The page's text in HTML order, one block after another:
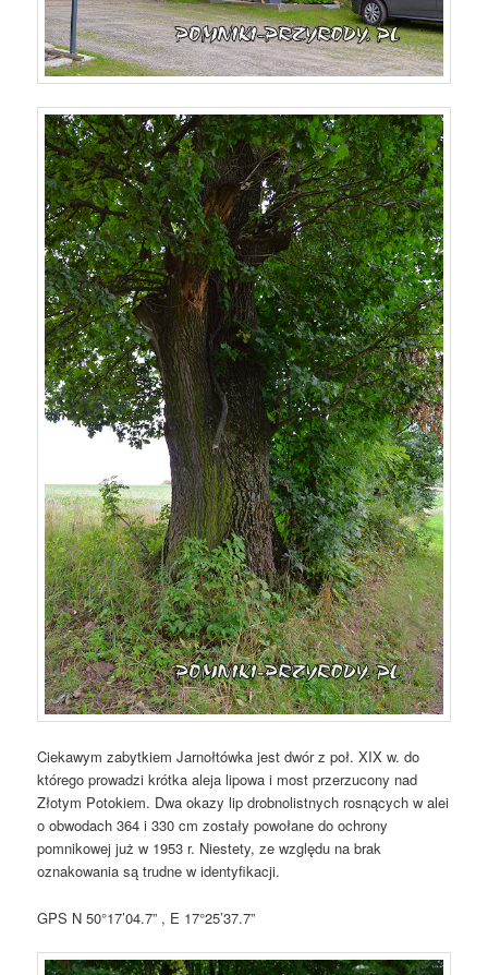
Ciekawym zabytkiem Jarnołtówka jest dwór z poł. XIX w. do
którego prowadzi krótka aleja lipowa i most przerzucony nad
Złotym Potokiem. Dwa okazy lip drobnolistnych rosnących w alei
o obwodach 364 i 330 cm zostały powołane do ochrony
pomnikowej już w 1953 r. Niestety, ze względu na brak
oznakowania są trudne w identyfikacji.
GPS N 50°17’04.7” , E 17°25’37.7”